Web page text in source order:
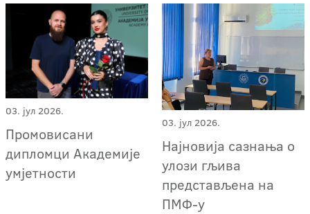
03. јул 2026.
Промовисани
дипломци Академије
умјетности
03. јул 2026.
Најновија сазнања о
улози гљива
представљена на
ПМФ-у